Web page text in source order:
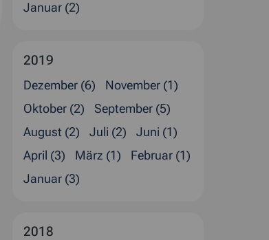
Januar (2)
2019
Dezember (6)
November (1)
Oktober (2)
September (5)
August (2)
Juli (2)
Juni (1)
April (3)
März (1)
Februar (1)
Januar (3)
2018